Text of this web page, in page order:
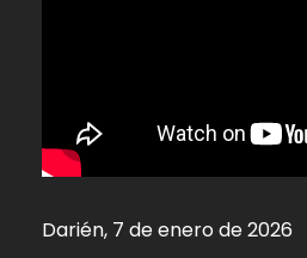
Darién, 7 de enero de 2026